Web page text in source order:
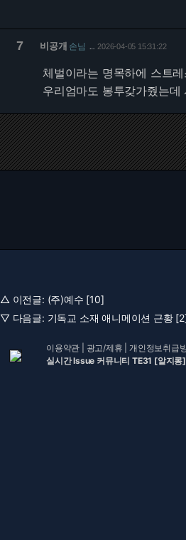
7 비공개 손님 2026-04-05 15:31:22
체벌이라는 명목하에 스트
우리엄마도 봉투갖가줬는
△ 이전글: (주)예수 [10]
▽ 다음글: 기독교 소재 애니메이션 근황
이용약관 광고/제휴 |개인정보취급
실시간 Issue 커뮤니티 TE31 [알지